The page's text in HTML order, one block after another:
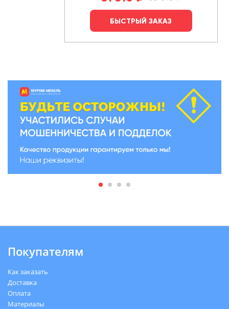
БЫСТРЫЙ ЗАКАЗ
Покупателям
Как заказать
Доставка
Оплата
Материалы